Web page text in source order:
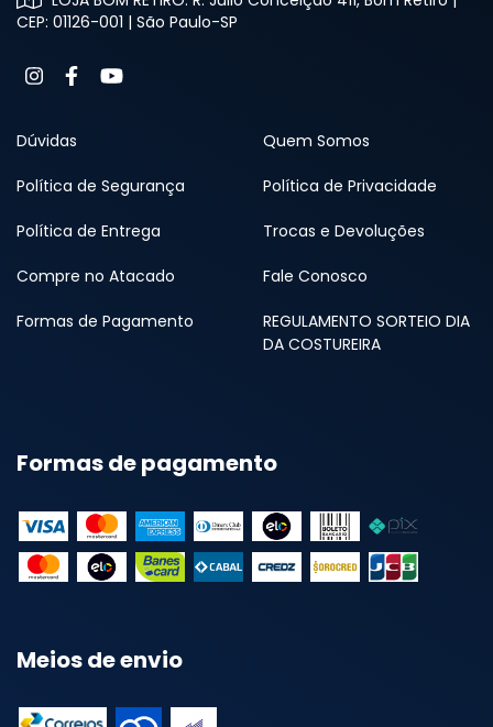
CEP: 01126-001 | São Paulo-SP
Dúvidas Quem Somos
Política de Segurança Política de Privacidade
Política de Entrega Trocas e Devoluções
Compre no Atacado Fale Conosco
Formas de Pagamento
REGULAMENTO SORTEIO DIA
DA COSTUREIRA
Formas de pagamento
Meios de envio